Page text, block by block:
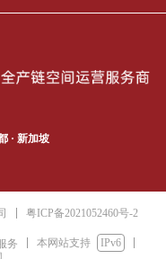
· 新加坡
粤ICP备2021052460号-2
务 本网站支持
IPv6